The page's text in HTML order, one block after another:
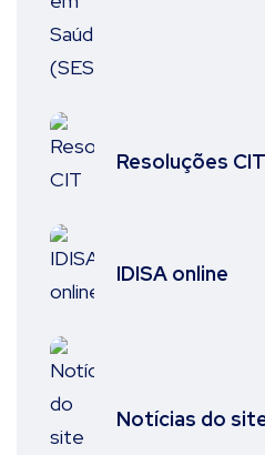
Resoluções CIT
IDISA online
Notícias do